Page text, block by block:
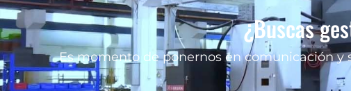
¿Buscas
Es momento de ponernos en comunicación